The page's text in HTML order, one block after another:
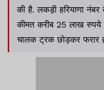
की है. लकड़ी हरियाणा
कीमत करीब 25 लाख रुपये
चालक ट्रक छोड़कर फरार